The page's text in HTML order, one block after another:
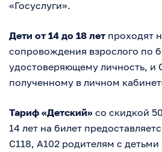
«Госуслуги».
Дети от 14 до 18 лет проходят
сопровождения взрослого по
удостоверяющему личность, и
полученному в личном
Тариф «Детский» со скидкой
14 лет на билет
С118, А102 родителям с